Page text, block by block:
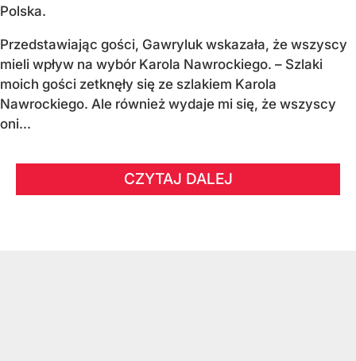
Polska.
Przedstawiając gości, Gawryluk wskazała, że wszyscy
mieli wpływ na wybór Karola Nawrockiego. – Szlaki
moich gości zetknęły się ze szlakiem Karola
Nawrockiego. Ale również wydaje mi się, że wszyscy
oni...
CZYTAJ DALEJ